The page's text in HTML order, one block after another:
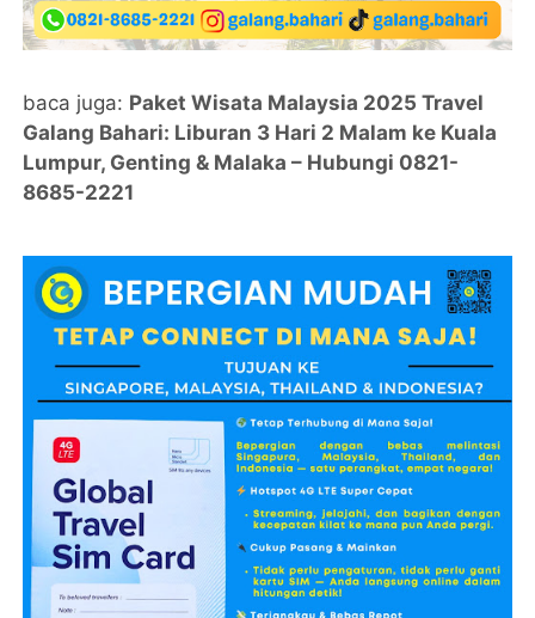
baca juga: Paket Wisata Malaysia 2025 Travel
Galang Bahari: Liburan 3 Hari 2 Malam ke Kuala
Lumpur, Genting & Malaka – Hubungi 0821-
8685-2221